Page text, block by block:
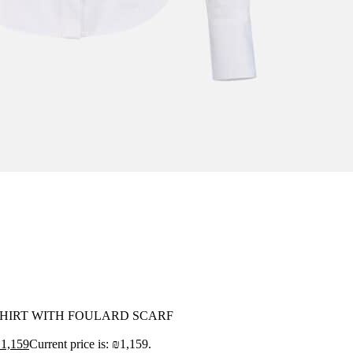
WITH FOULARD SCARF
1,159Current price is: ₪1,159.